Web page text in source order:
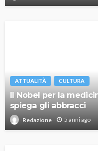
ATTUALITÀ CULTURA
Il Nobel per la
spiega gli abbracci
Redazione 5 anni ago